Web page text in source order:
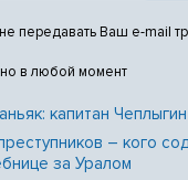
передавать Ваш e-mail
в любой момент
капитан
– кого
за Уралом